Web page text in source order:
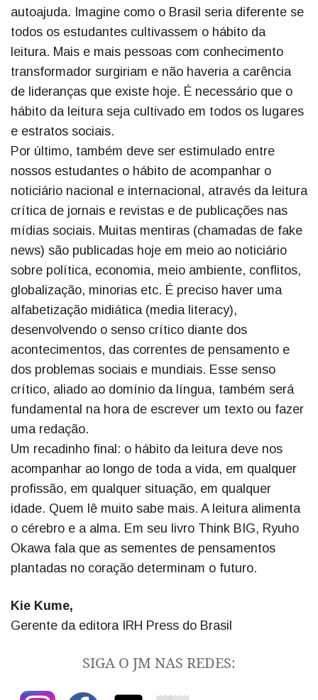
autoajuda. Imagine como o Brasil seria diferente se
todos os estudantes cultivassem o hábito da
leitura. Mais e mais pessoas com conhecimento
transformador surgiriam e não haveria a carência
de lideranças que existe hoje. É necessário que o
hábito da leitura seja cultivado em todos os lugares
e estratos sociais.
Por último, também deve ser estimulado entre
nossos estudantes o hábito de acompanhar o
noticiário nacional e internacional, através da leitura
crítica de jornais e revistas e de publicações nas
mídias sociais. Muitas mentiras (chamadas de fake
news) são publicadas hoje em meio ao noticiário
sobre política, economia, meio ambiente, conflitos,
globalização, minorias etc. É preciso haver uma
alfabetização midiática (media literacy),
desenvolvendo o senso crítico diante dos
acontecimentos, das correntes de pensamento e
dos problemas sociais e mundiais. Esse senso
crítico, aliado ao domínio da língua, também será
fundamental na hora de escrever um texto ou fazer
uma redação.
Um recadinho final: o hábito da leitura deve nos
acompanhar ao longo de toda a vida, em qualquer
profissão, em qualquer situação, em qualquer
idade. Quem lê muito sabe mais. A leitura alimenta
o cérebro e a alma. Em seu livro Think BIG, Ryuho
Okawa fala que as sementes de pensamentos
plantadas no coração determinam o futuro.
Kie Kume,
Gerente da editora IRH Press do Brasil
SIGA O JM NAS REDES: